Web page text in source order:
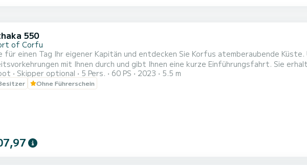
550
of Corfu
für einen Tag Ihr eigener Kapitän und entdecken Sie Korfus atemberaubende Küste.
mit Ihnen durch und gibt Ihnen eine kurze Einführungsfahrt. Sie
Orte unserer Insel und unsere vorgeschlagenen Stopps zeigt. Unser Boot ist
Das Boot liegt im alten Hafen von Korfu-Stadt und von dort aus können Sie die
Skipper optional 5 Pers. 60 PS 2023 5.5 m
Ohne Führerschein